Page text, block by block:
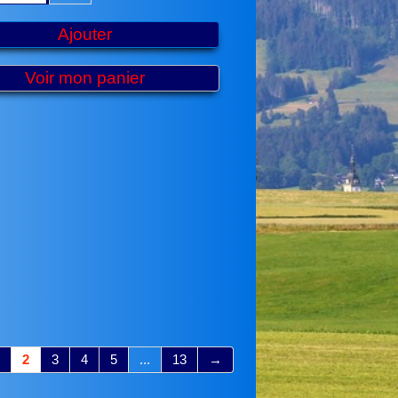
Ajouter
Voir mon panier
2 3 4 5 ... 13 →